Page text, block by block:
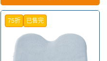
75折 已售完